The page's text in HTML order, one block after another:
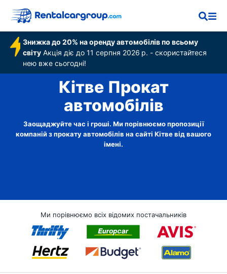
Знижка до 20% на оренду автомобілів по всьому
світу Акція діє до 11 серпня 2026 р. - скористайтеся
нею вже сьогодні!
Кітве Прокат
автомобілів
Заощаджуйте час і гроші. Ми порівнюємо пропозиції
компаній з прокату автомобілів на сайті Кітве від вашого
імені.
Ми порівнюємо всіх відомих постачальників